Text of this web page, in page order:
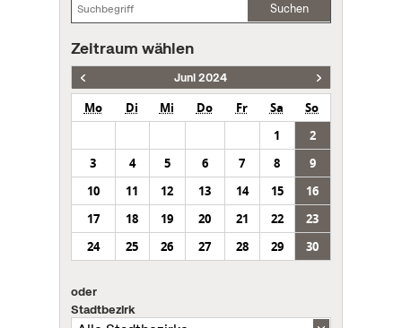
Suchen
Zeitraum wählen
Juni 2024
Mo Di Mi Do Fr Sa
So
1
2
3
4 5 6 7 8
9
10
11 12 13 14 15
16
17
18 19 20 21 22
23
24
25 26 27 28 29 30
oder
Stadtbezirk